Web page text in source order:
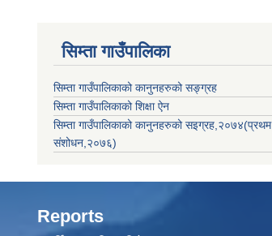
सिम्ता गाउँपालिका
सिम्ता गाउँपालिकाको कानुनहरुको सङ्ग्रह
सिम्ता गाउँपालिकाको शिक्षा ऐन
सिम्ता गाउँपालिकाको कानुनहरुको सइग्रह,२०७४(प्रथम
संशोधन,२०७६)
Reports